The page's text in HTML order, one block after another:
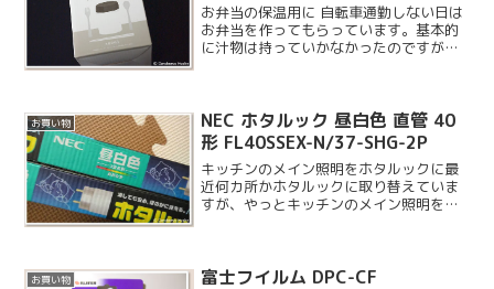
お弁当の保温用に 自転車通勤しない日は
お弁当を作ってもらっています。基本的
に汁物は持っていかなかったのですが、
りますが、いろいろ手広...
お買い物
NEC ホタルック 昼白色 直管 40
形 FL40SSEX-N/37-SHG-2P
キッチンのメイン照明をホタルックに最
近何カ所かホタルックに取り替えていま
すが、やっとキッチンのメイン照明をホ
く、急な停電に対応できるよう...
お買い物 富士フイルム DPC-CF